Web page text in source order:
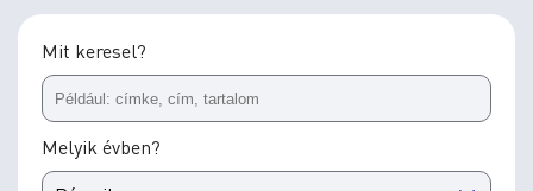
Mit keresel?
Melyik évben?